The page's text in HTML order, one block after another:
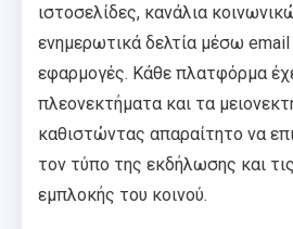
ιστοσελίδες, κανάλια
ενημερωτικά δελτία μέσω email
εφαρμογές. Κάθε πλατφόρμα
πλεονεκτήματα και τα
καθιστώντας απαραίτητο να
τον τύπο της εκδήλωσης και
εμπλοκής του κοινού.